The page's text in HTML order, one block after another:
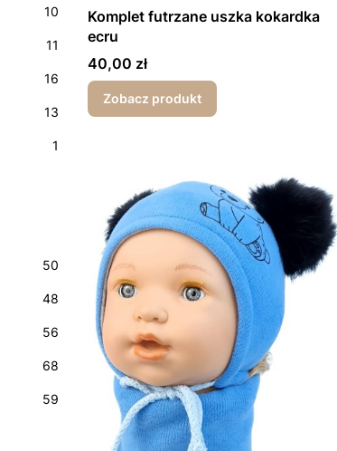
10
11
16
13
1
50
48
56
68
59
Komplet futrzane uszka kokardka
ecru
Cena
40,00 zł
Zobacz produkt